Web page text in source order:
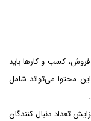
کسب و کارها باید
محتوا می‌تواند شامل
تعداد دنبال کنندگان